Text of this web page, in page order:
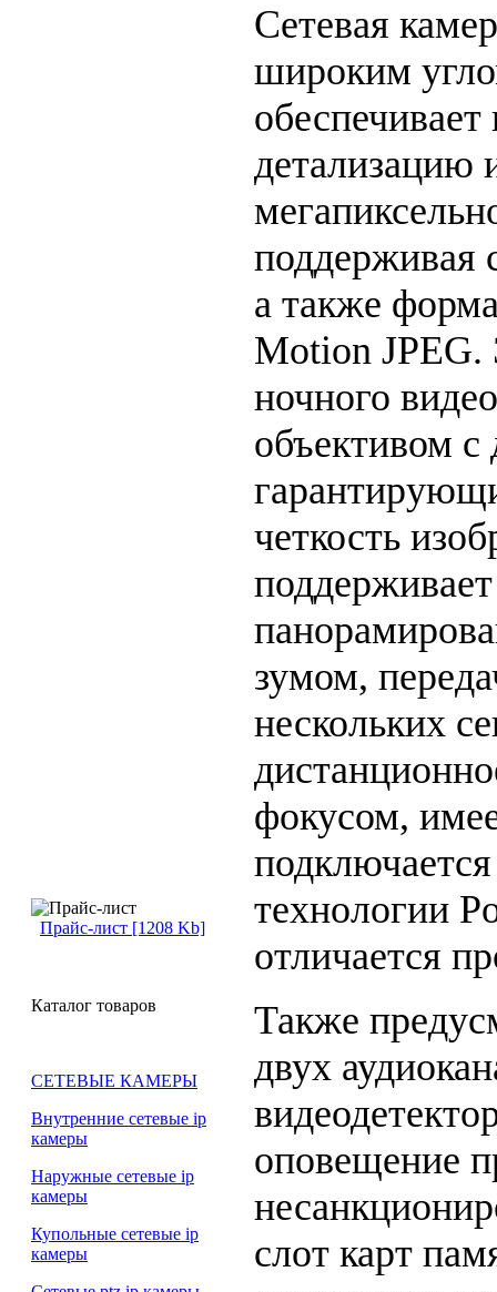
Прайс-лист [1208 Kb]
Каталог товаров
СЕТЕВЫЕ КАМЕРЫ
Внутренние сетевые ip
камеры
Наружные сетевые ip
камеры
Купольные сетевые ip
камеры
Сетевая
широким
детализацию
поддерживая
а также
Motion JPEG.
ночного
объективом
четкость
зумом,
нескольких
фокусом,
технологии
отличается
Также
двух
оповещение
слот карт